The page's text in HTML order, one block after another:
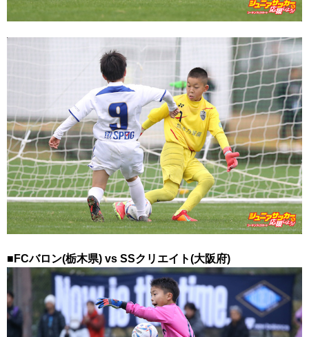
■FCバロン(栃木県) vs SSクリエイト(大阪府)